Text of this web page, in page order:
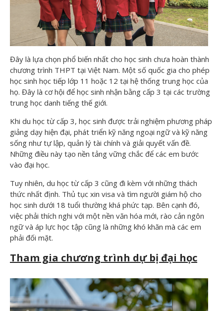
Đây là lựa chọn phổ biến nhất cho học sinh chưa hoàn thành
chương trình THPT tại Việt Nam. Một số quốc gia cho phép
học sinh học tiếp lớp 11 hoặc 12 tại hệ thống trung học của
họ. Đây là cơ hội để học sinh nhận bằng cấp 3 tại các trường
trung học danh tiếng thế giới.
Khi du học từ cấp 3, học sinh được trải nghiệm phương pháp
giảng dạy hiện đại, phát triển kỹ năng ngoại ngữ và kỹ năng
sống như tự lập, quản lý tài chính và giải quyết vấn đề.
Những điều này tạo nền tảng vững chắc để các em bước
vào đại học.
Tuy nhiên, du học từ cấp 3 cũng đi kèm với những thách
thức nhất định. Thủ tục xin visa và tìm người giám hộ cho
học sinh dưới 18 tuổi thường khá phức tạp. Bên cạnh đó,
việc phải thích nghi với một nền văn hóa mới, rào cản ngôn
ngữ và áp lực học tập cũng là những khó khăn mà các em
phải đối mặt.
Tham gia chương trình dự bị đại học